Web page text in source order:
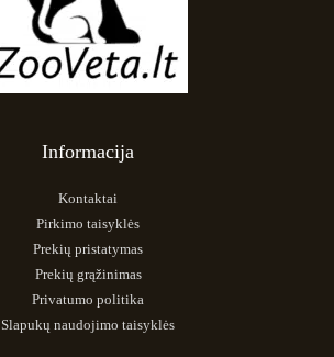
Informacija
Kontaktai
Pirkimo taisyklės
Prekių pristatymas
Prekių grąžinimas
Privatumo politika
Slapukų naudojimo taisyklės